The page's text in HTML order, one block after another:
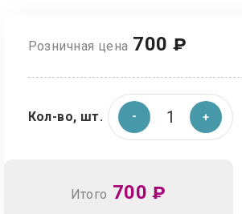
Розничная цена 700 ₽
Кол-во, шт.
Итого 700 ₽